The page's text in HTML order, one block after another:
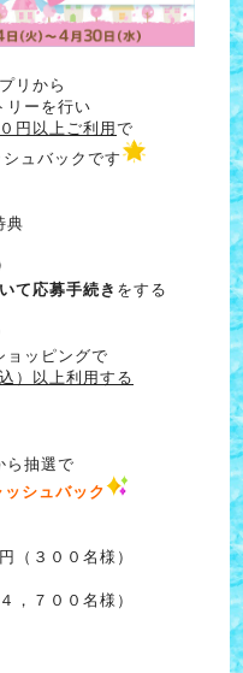
リから
リーを行い
円以上ご利用で
ュバックです
典
て応募手続き をする
ョッピングで
）以上利用する
ら抽選で
シュバック
３００名様）
７００名様）